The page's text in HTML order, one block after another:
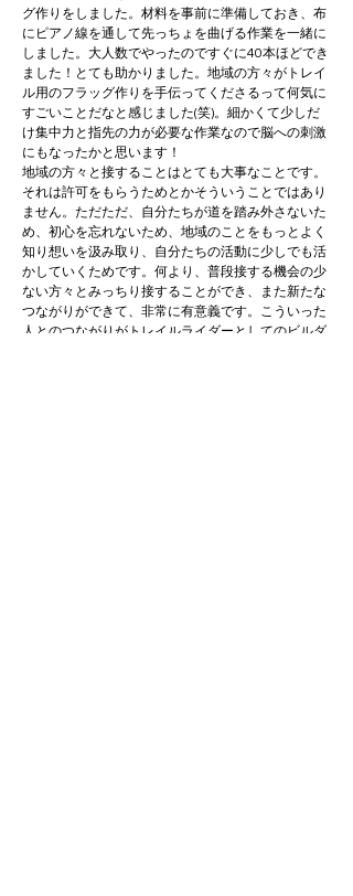
グ作りをしました。材料を事前に準備しておき、布
にピアノ線を通して先っちょを曲げる作業を一緒に
しました。大人数でやったのですぐに40本ほどでき
ました！とても助かりました。地域の方々がトレイ
ル用のフラッグ作りを手伝ってくださるって何気に
すごいことだなと感じました(笑)。細かくて少しだ
け集中力と指先の力が必要な作業なので脳への刺激
にもなったかと思います！
地域の方々と接することはとても大事なことです。
それは許可をもらうためとかそういうことではあり
ません。ただただ、自分たちが道を踏み外さないた
め、初心を忘れないため、地域のことをもっとよく
知り想いを汲み取り、自分たちの活動に少しでも活
かしていくためです。何より、普段接する機会の少
ない方々とみっちり接することができ、また新たな
つながりができて、非常に有意義です。こういった
人とのつながりがトレイルライダーとしてのビルダ